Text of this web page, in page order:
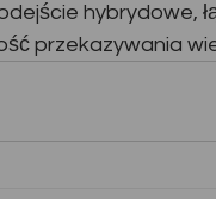
hybrydowe,
przekazywania